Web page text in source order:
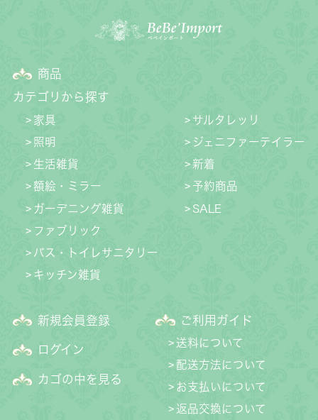
商品
カテゴリから探す
家具
照明
生活雑貨
額絵・ミラー
ガーデニング雑貨
ファブリック
バス・トイレサニタリー
キッチン雑貨
サルタレッリ
ジェニファーテイラー
新着
予約商品
SALE
新規会員登録
ログイン
カゴの中を見る
ご利用ガイド
送料について
配送方法について
お支払いについて
返品交換について